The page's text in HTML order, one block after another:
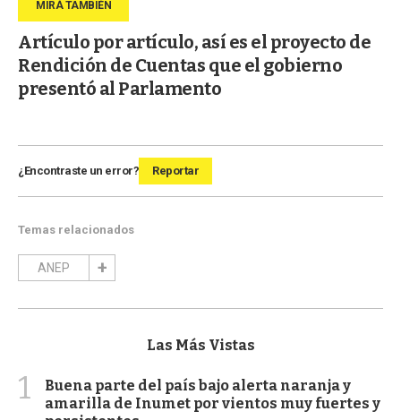
Artículo por artículo, así es el proyecto de
Rendición de Cuentas que el gobierno
presentó al Parlamento
¿Encontraste un error? Reportar
Temas relacionados
ANEP
Las Más Vistas
1
Buena parte del país bajo alerta naranja y
amarilla de Inumet por vientos muy fuertes y